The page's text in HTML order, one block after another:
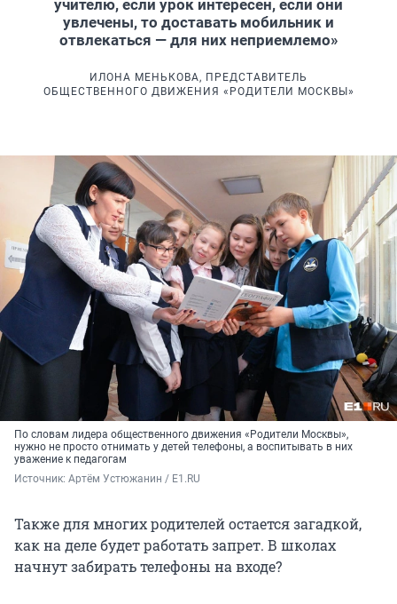
учителю, если урок интересен, если они
увлечены, то доставать мобильник и
отвлекаться — для них неприемлемо»
ИЛОНА МЕНЬКОВА, ПРЕДСТАВИТЕЛЬ
ОБЩЕСТВЕННОГО ДВИЖЕНИЯ «РОДИТЕЛИ МОСКВЫ»
По словам лидера общественного движения «Родители Москвы»,
нужно не просто отнимать у детей телефоны, а воспитывать в них
уважение к педагогам
Источник: Артём Устюжанин / E1.RU
Также для многих родителей остается загадкой,
как на деле будет работать запрет. В школах
начнут забирать телефоны на входе?